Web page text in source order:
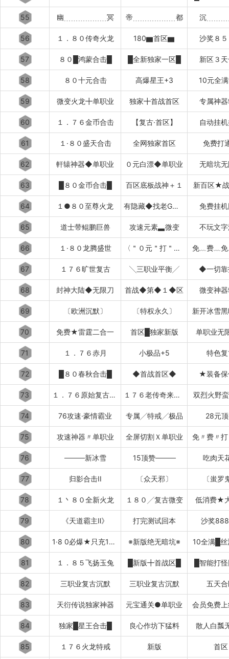
55 幽﹍﹍﹍﹍﹍﹍冥 帝﹍﹍﹍﹍﹍﹍都 沉
56 １．８０传奇火龙 180▆首区▆ 沙奖８
57 ８０█鸿蒙合击█ █全新独家一区█ 新区３
58 ８０十元合击 高爆星王+3 10元全
59 微变火龙╋单职业 独家╋首战首区 专属神
60 １．７６金币合击 【复古·首区】 自动挂
61 １·８０盛天合击 全网独家首区 免费打
62 軒辕神器◆单职业 ０元白漂◆单职业 无暗坑
63 █８０金币合击█ 百区底板战神＋１ 新百区★
64 １●８０至尊火龙 有隐藏◆找老G退款 免费挂
65 道士带鲲鹏巨兽 攻速元素▃微变 不玩文
66 １·８０龙腾盛世 〈＂０元＂打＂顶赞＂＞ 免﹏费﹏
67 １７６旷世复古 ╲三职业平衡╱ ◆一切
68 封神大陆◆无限刀 首战◆第◆１◆区 微变神
69 〔欧洲沉默〕 〔特权永久〕 新开冰雪
70 免费★雷霆二合一 首区█独家新版 单职业无
71 １．７６赤月 小极品+5 特色
72 █８０春秋合击█ ◆首战首区◆ ★装备
73 １．７６原始复古███████ １７６老传奇来了████████ 双烈火野
74 76攻速·豪情霸业 专属╱特戒╱极品 28元
75 攻速神器〃单职业 全屏切割Ｘ单职业 免〃费〃
76 ────新冰雪 15顶赞──── 吃肉天
77 归影合击II 〔众天邪〕 〔蚩罗
78 １丶８０全新火龙 １８０╱复古微变 低消费★
79 《天道霸主Ⅱ》 打完测试回本 沙奖
80 1·8 0必爆★只充10元 ※新版绝无暗坑※ 10全满█丝
81 １．８５飞扬玉兔 █新版╋首战区█ █智能打
82 三职业复古沉默 三职业复古沉默 五天
83 天衍传说独家神器 元宝通关●单职业 会员免费
84 独家█星王合击█ 良心作坊下猛料 散人白瓢
85 １７６火龙特戒 新版 首区